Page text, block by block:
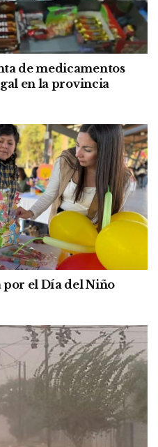
de medicamentos
en la provincia
el Día del Niño